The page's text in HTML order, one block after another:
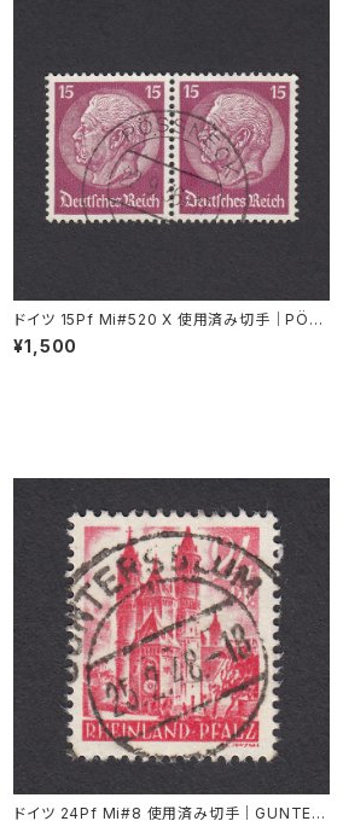
ドイツ 15Pf Mi#520 X 使用済み切手｜PÖS
SNECK 22.9.1936
¥1,500
ドイツ 24Pf Mi#8 使用済み切手｜GUNTER